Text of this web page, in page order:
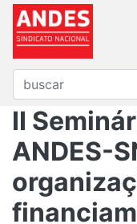
II
ANDES-